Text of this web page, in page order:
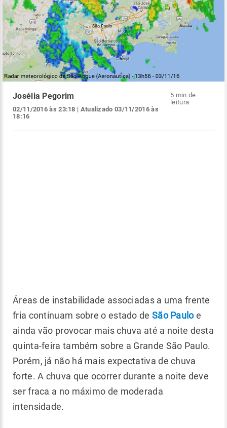
Josélia Pegorim
02/11/2016 às 23:18 | Atualizado 03/11/2016 às
18:16
5 min de
leitura
Áreas de instabilidade associadas a uma frente
fria continuam sobre o estado de São Pauloe
ainda vão provocar mais chuva até a noite desta
quinta-feira também sobre a Grande São Paulo.
Porém, já não há mais expectativa de chuva
forte. A chuva que ocorrer durante a noite deve
ser fraca a no máximo de moderada
intensidade.